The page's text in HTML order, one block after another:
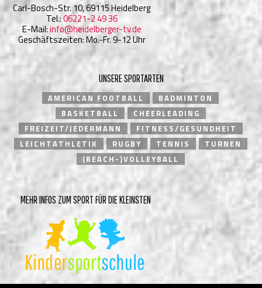
Carl-Bosch-Str. 10, 69115 Heidelberg
Tel.:06221-2 49 36
E-Mail:info@heidelberger-tv.de
Geschäftszeiten: Mo.-Fr. 9-12 Uhr
UNSERE SPORTARTEN
AMERICAN FOOTBALL
BADMINTON
BASKETBALL
CHEERLEADING
FREIZEIT/JEDERMANN
FITNESS/GESUNDHEIT
LEICHTATHLETIK
RUGBY TENNIS
TURNEN
(BEACH-)VOLLEYBALL
MEHR INFOS ZUM SPORT FÜR DIE KLEINSTEN